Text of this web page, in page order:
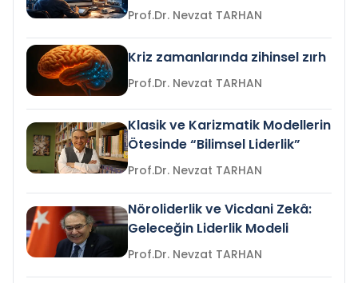
Prof.Dr. Nevzat TARHAN
Kriz zamanlarında zihinsel zırh
Prof.Dr. Nevzat TARHAN
Klasik ve Karizmatik Modellerin
Ötesinde “Bilimsel Liderlik”
Prof.Dr. Nevzat TARHAN
Nöroliderlik ve Vicdani Zekâ:
Geleceğin Liderlik Modeli
Prof.Dr. Nevzat TARHAN